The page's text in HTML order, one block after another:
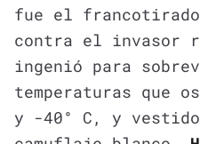
fue el
contra el invasor
ingenió para
temperaturas que
y -40° C, y vestido